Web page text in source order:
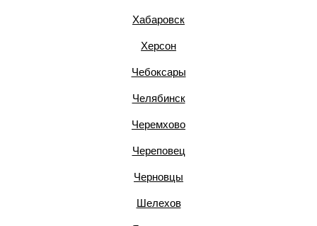
Хабаровск
Херсон
Чебоксары
Челябинск
Черемхово
Череповец
Черновцы
Шелехов